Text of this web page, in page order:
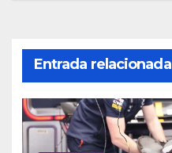
Entrada relacionada